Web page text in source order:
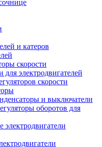
и катеров
скорости
для электродвигателей
скорости
и выключатели
оборотов для
электродвигатели